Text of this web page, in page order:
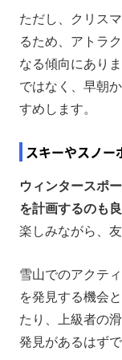
ただし、クリス
るため、アトラ
なる傾向にあり
ではなく、早朝
すめします。
スキーやスノー
ウィンタースポ
を計画するのも
楽しみながら、
雪山でのアクテ
を発見する機会
たり、上級者の
発見があるはずで